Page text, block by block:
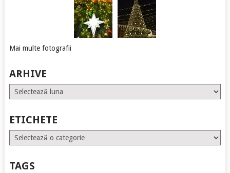
Mai multe fotografii
ARHIVE
Arhive
ETICHETE
Etichete
TAGS